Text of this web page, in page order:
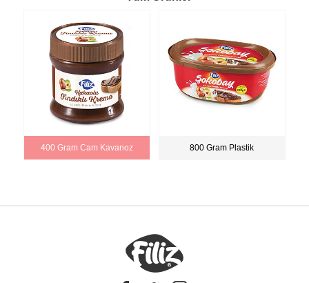
400 Gram Cam Kavanoz 800 Gram Plastik